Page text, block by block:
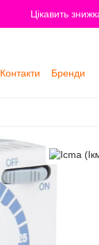
Цікавить
Контакти
Бренди